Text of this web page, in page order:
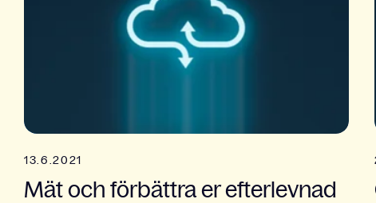
13.6.2021
Mät och förbättra er efterlevnad